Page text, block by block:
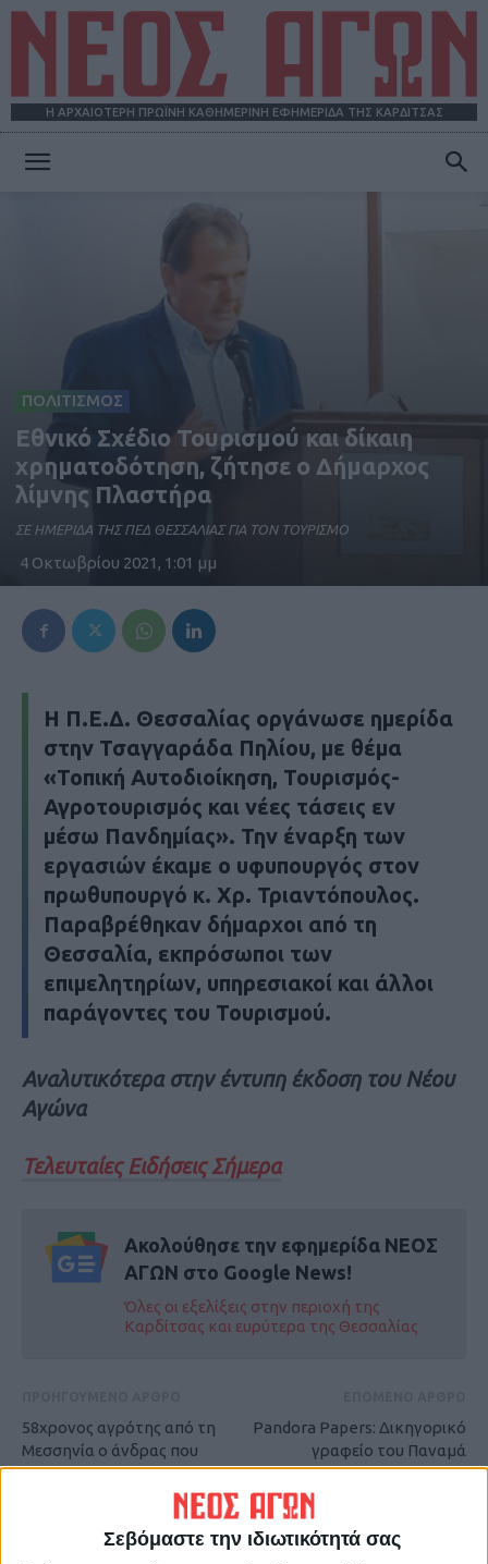
Σεβόμαστε την ιδιωτικότητά σας
Η ΑΡΧΑΙΟΤΕΡΗ ΠΡΩΪΝΗ ΚΑΘΗΜΕΡΙΝΗ ΕΦΗΜΕΡΙΔΑ ΤΗΣ ΚΑΡΔΙΤΣΑΣ
ΠΟΛΙΤΙΣΜΟΣ
Εθνικό Σχέδιο Τουρισμού και δίκαιη
χρηματοδότηση, ζήτησε o Δήμαρχος
λίμνης Πλαστήρα
ΣΕ ΗΜΕΡΙΔΑ ΤΗΣ ΠΕΔ ΘΕΣΣΑΛΙΑΣ ΓΙΑ ΤΟΝ ΤΟΥΡΙΣΜΟ
4 Οκτωβρίου 2021, 1:01 μμ
Η Π.Ε.Δ. Θεσσαλίας οργάνωσε ημερίδα
στην Τσαγγαράδα Πηλίου, με θέμα
«Τοπική Αυτοδιοίκηση, Τουρισμός-
Αγροτουρισμός και νέες τάσεις εν
μέσω Πανδημίας». Την έναρξη των
εργασιών έκαμε ο υφυπουργός στον
πρωθυπουργό κ. Χρ. Τριαντόπουλος.
Παραβρέθηκαν δήμαρχοι από τη
Θεσσαλία, εκπρόσωποι των
επιμελητηρίων, υπηρεσιακοί και άλλοι
παράγοντες του Τουρισμού.
Αναλυτικότερα στην έντυπη έκδοση του Νέου
Αγώνα
Τελευταίες Ειδήσεις Σήμερα
Ακολούθησε την εφημερίδα ΝΕΟΣ
ΑΓΩΝ στο Google News!
Όλες οι εξελίξεις στην περιοχή της
Καρδίτσας και ευρύτερα της Θεσσαλίας
58χρονος αγρότης από τη
Μεσσηνία ο άνδρας που
απειλούσε να ανατιναχθεί
στον Άγνωστο Στρατιώτη
Pandora Papers: Δικηγορικό
γραφείο του Παναμά
εμπλέκεται στο σκάνδαλο